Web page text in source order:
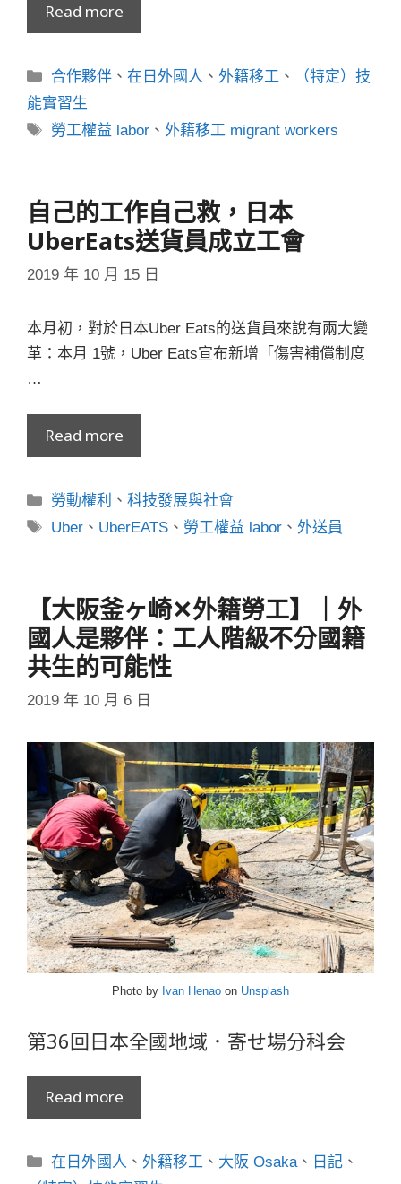
Read more
分
類
合作夥伴 、在日外國人 、 外籍移工 、
（特定）技
能實習生
標
勞工權益 labor 、 外籍移工 migrant workers
自己的工作自己救，日本
UberEats送貨員成立工會
2019 年 10 月 15 日
本月初，對於日本Uber Eats的送貨員來說有兩大變
革：本月 1號，Uber Eats宣布新增「傷害補償制度
…
Read more
分
類
勞動權利 、科技發展與社會
標
Uber 、 UberEATS 、 勞工權益 labor 、 外送員
【大阪釜ヶ崎✕外籍勞工】｜外
國人是夥伴：工人階級不分國籍
共生的可能性
2019 年 10 月 6 日
Photo by Ivan Henao on Unsplash
第36回日本全國地域．寄せ場分科会
Read more
分
在日外國人 、 外籍移工 、 大阪 Osaka、 日記 、